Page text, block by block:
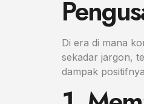
Di era di mana
sekadar jargon,
dampak